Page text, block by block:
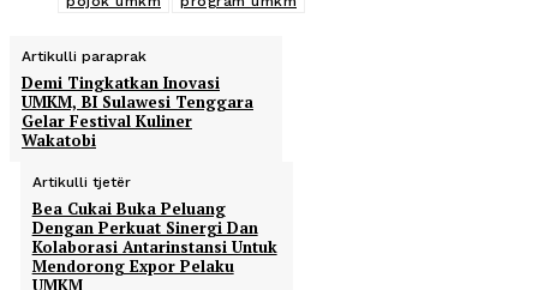
Artikulli paraprak
Demi Tingkatkan Inovasi
UMKM, BI Sulawesi Tenggara
Gelar Festival Kuliner
Wakatobi
Artikulli tjetër
Bea Cukai Buka Peluang
Dengan Perkuat Sinergi Dan
Kolaborasi Antarinstansi Untuk
Mendorong Expor Pelaku
UMKM